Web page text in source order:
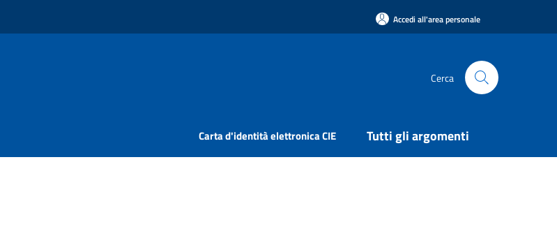
Accedi all'area personale
Cerca
Carta d'identità elettronica CIE Tutti gli argomenti